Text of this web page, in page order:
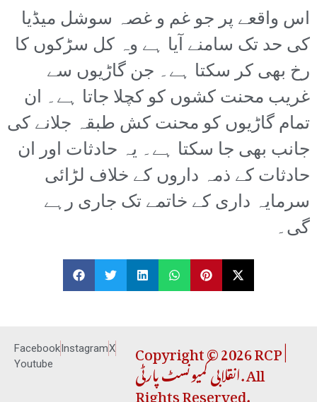
اس واقعے پر جو غم و غصہ سوشل میڈیا
کی حد تک سامنے آیا ہے وہ کل سڑکوں کا
رخ بھی کر سکتا ہے۔ جن گاڑیوں سے
غریب محنت کشوں کو کچلا جاتا ہے۔ ان
تمام گاڑیوں کو محنت کش طبقہ جلانے کی
جانب بھی جا سکتا ہے۔ یہ حادثات اور ان
حادثات کے ذمہ داروں کے خلاف لڑائی
سرمایہ داری کے خاتمے تک جاری رہے
گی۔
FacebookInstagramX
Youtube
Copyright © 2026 RCP |
انقلابی کمیونسٹ پارٹی. All
Rights Reserved.